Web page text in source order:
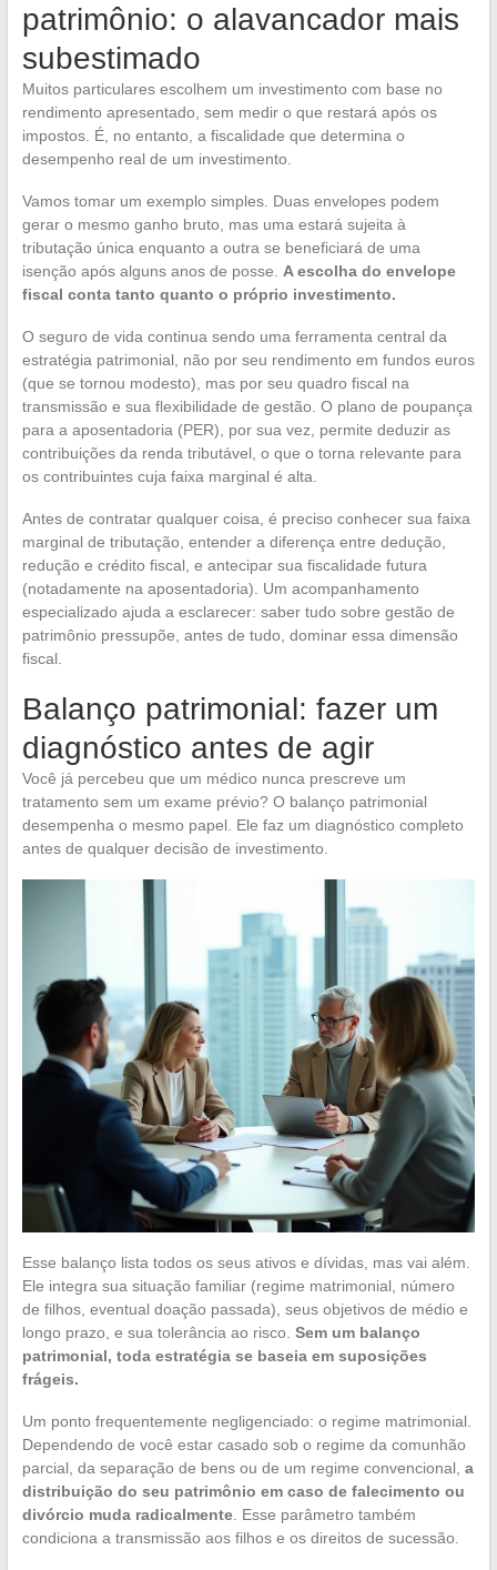
patrimônio: o alavancador mais
subestimado
Muitos particulares escolhem um investimento com base no
rendimento apresentado, sem medir o que restará após os
impostos. É, no entanto, a fiscalidade que determina o
desempenho real de um investimento.
Vamos tomar um exemplo simples. Duas envelopes podem
gerar o mesmo ganho bruto, mas uma estará sujeita à
tributação única enquanto a outra se beneficiará de uma
isenção após alguns anos de posse. A escolha do envelope
fiscal conta tanto quanto o próprio investimento.
O seguro de vida continua sendo uma ferramenta central da
estratégia patrimonial, não por seu rendimento em fundos euros
(que se tornou modesto), mas por seu quadro fiscal na
transmissão e sua flexibilidade de gestão. O plano de poupança
para a aposentadoria (PER), por sua vez, permite deduzir as
contribuições da renda tributável, o que o torna relevante para
os contribuintes cuja faixa marginal é alta.
Antes de contratar qualquer coisa, é preciso conhecer sua faixa
marginal de tributação, entender a diferença entre dedução,
redução e crédito fiscal, e antecipar sua fiscalidade futura
(notadamente na aposentadoria). Um acompanhamento
especializado ajuda a esclarecer: saber tudo sobre gestão de
patrimônio pressupõe, antes de tudo, dominar essa dimensão
fiscal.
Balanço patrimonial: fazer um
diagnóstico antes de agir
Você já percebeu que um médico nunca prescreve um
tratamento sem um exame prévio? O balanço patrimonial
desempenha o mesmo papel. Ele faz um diagnóstico completo
antes de qualquer decisão de investimento.
Esse balanço lista todos os seus ativos e dívidas, mas vai além.
Ele integra sua situação familiar (regime matrimonial, número
de filhos, eventual doação passada), seus objetivos de médio e
longo prazo, e sua tolerância ao risco. Sem um balanço
patrimonial, toda estratégia se baseia em suposições
frágeis.
Um ponto frequentemente negligenciado: o regime matrimonial.
Dependendo de você estar casado sob o regime da comunhão
parcial, da separação de bens ou de um regime convencional, a
distribuição do seu patrimônio em caso de falecimento ou
divórcio muda radicalmente. Esse parâmetro também
condiciona a transmissão aos filhos e os direitos de sucessão.